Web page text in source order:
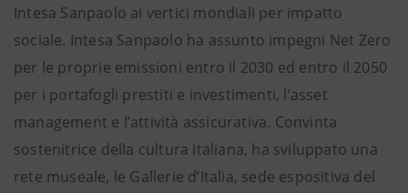
Intesa Sanpaolo ai vertici mondiali per impatto
sociale. Intesa Sanpaolo ha assunto impegni Net Zero
per le proprie emissioni entro il 2030 ed entro il 2050
per i portafogli prestiti e investimenti, l’asset
management e l’attività assicurativa. Convinta
sostenitrice della cultura italiana, ha sviluppato una
rete museale, le Gallerie d’Italia, sede espositiva del